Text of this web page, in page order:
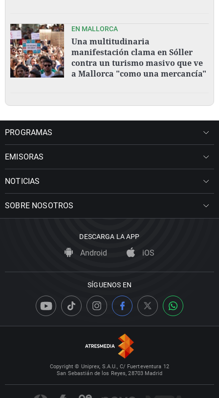
EN MALLORCA
Una multitudinaria
manifestación clama en Sóller
contra un turismo masivo que ve
a Mallorca "como una mercancía"
PROGRAMAS
EMISORAS
NOTICIAS
SOBRE NOSOTROS
DESCARGA LA APP
Android iOS
SÍGUENOS EN
Copyright © Uniprex, S.A.U., C/ Fuerteventura 12
San Sebastián de los Reyes, 28703 Madrid